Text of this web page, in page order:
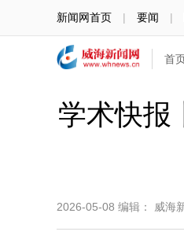
新闻网首页 | 要闻 |
首
学术快报
2026-05-08 编辑： 威海